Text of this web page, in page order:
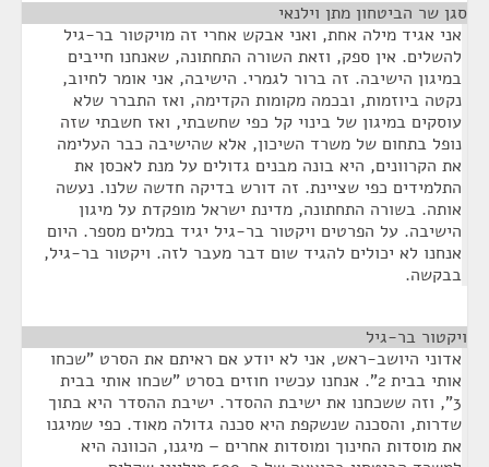
סגן שר הביטחון מתן וילנאי
אני אגיד מילה אחת, ואני אבקש אחרי זה מויקטור בר-גיל
להשלים. אין ספק, וזאת השורה התחתונה, שאנחנו חייבים
במיגון הישיבה. זה ברור לגמרי. הישיבה, אני אומר לחיוב,
נקטה ביוזמות, ובכמה מקומות הקדימה, ואז התברר שלא
עוסקים במיגון של בינוי קל כפי שחשבתי, ואז חשבתי שזה
נופל בתחום של משרד השיכון, אלא שהישיבה כבר העלימה
את הקרוונים, היא בונה מבנים גדולים על מנת לאכסן את
התלמידים כפי שציינת. זה דורש בדיקה חדשה שלנו. נעשה
אותה. בשורה התחתונה, מדינת ישראל מופקדת על מיגון
הישיבה. על הפרטים ויקטור בר-גיל יגיד במלים מספר. היום
אנחנו לא יכולים להגיד שום דבר מעבר לזה. ויקטור בר-גיל,
בבקשה.
ויקטור בר-גיל
אדוני היושב-ראש, אני לא יודע אם ראיתם את הסרט "שכחו
אותי בבית 2". אנחנו עכשיו חוזים בסרט "שכחו אותי בבית
3", וזה ששכחנו את ישיבת ההסדר. ישיבת ההסדר היא בתוך
שדרות, והסכנה שנשקפת היא סכנה גדולה מאוד. כפי שמיגנו
את מוסדות החינוך ומוסדות אחרים – מיגנו, הכוונה היא